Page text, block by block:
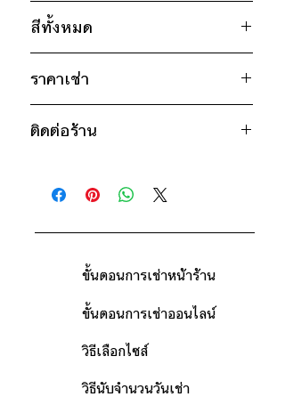
ไซส์ : NO.120
อก 32" / เอว 32" / สะโพก ฟรีไซส์ /
ไหล่กว้าง 14" / วงแขน 18" / ยาว 21"
ไซส์ : NO.140
ไหล่กว้าง 16" / วงแขน 19" / ยาว
23"
* สินค้าจริงอาจมีขนาดคาดเคลื่อน 2-3
สีทั้งหมด
ม่วง
*เสื้อรุ่นเดียวกันมีหลายสีและหลายไซส์
ยก
ราคาเช่า
คืน)
ติดต่อร้านเพื่อสอบถามราคา
ติดต่อร้าน
ดูแผนที่ร้าน
ขั้นตอนการเช่าหน้าร้าน
ขั้นตอนการเช่าออนไลน์
วิธีเลือกไซส์
วิธีนับจำนวนวันเช่า